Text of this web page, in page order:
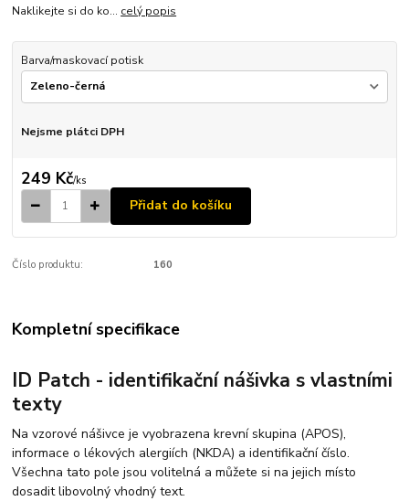
Naklikejte si do ko... celý popis
Barva/maskovací potisk
Nejsme plátci DPH
249 Kč/ks
Přidat do košíku
Číslo produktu: 160
Kompletní specifikace
ID Patch - identifikační nášivka s vlastními
texty
Na vzorové nášivce je vyobrazena krevní skupina (APOS),
informace o lékových alergiích (NKDA) a identifikační číslo.
Všechna tato pole jsou volitelná a můžete si na jejich místo
dosadit libovolný vhodný text.